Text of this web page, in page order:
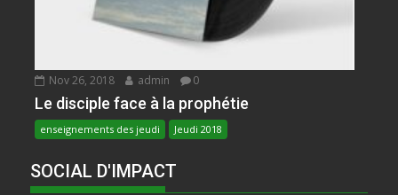
Nov 26, 2018 admin 0
Le disciple face à la prophétie
enseignements des jeudi Jeudi 2018
SOCIAL D'IMPACT